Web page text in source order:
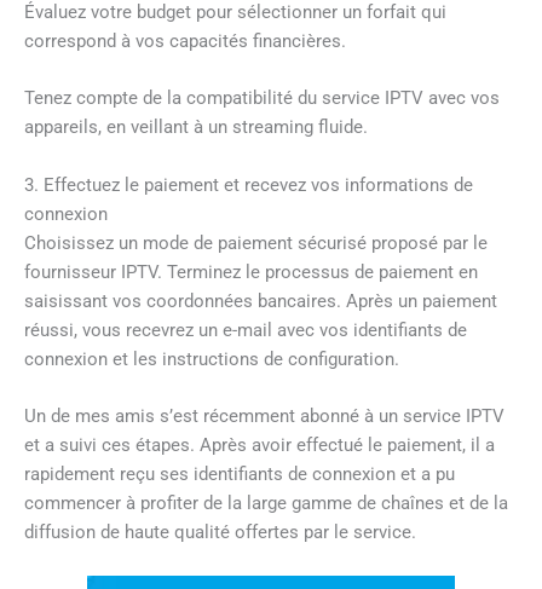
Évaluez votre budget pour sélectionner un forfait qui
correspond à vos capacités financières.
Tenez compte de la compatibilité du service IPTV avec vos
appareils, en veillant à un streaming fluide.
3. Effectuez le paiement et recevez vos informations de
connexion
Choisissez un mode de paiement sécurisé proposé par le
fournisseur IPTV. Terminez le processus de paiement en
saisissant vos coordonnées bancaires. Après un paiement
réussi, vous recevrez un e-mail avec vos identifiants de
connexion et les instructions de configuration.
Un de mes amis s’est récemment abonné à un service IPTV
et a suivi ces étapes. Après avoir effectué le paiement, il a
rapidement reçu ses identifiants de connexion et a pu
commencer à profiter de la large gamme de chaînes et de la
diffusion de haute qualité offertes par le service.